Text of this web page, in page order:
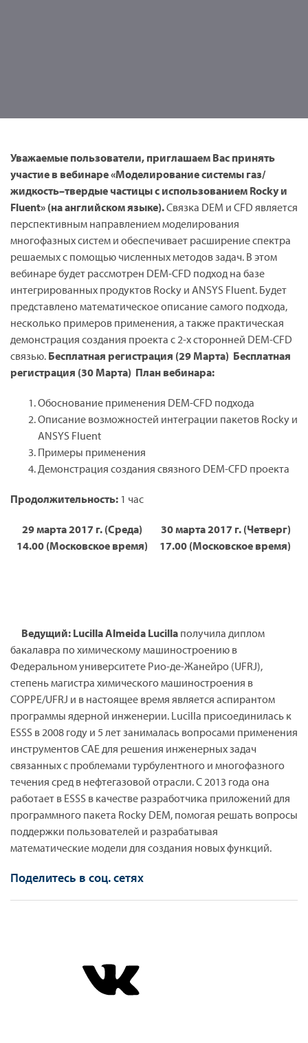
Уважаемые пользователи, приглашаем Вас принять
участие в вебинаре «Моделирование системы газ/
жидкость–твердые частицы с использованием Rocky и
Fluent» (на английском языке).Связка DEM и CFD является
перспективным направлением моделирования
многофазных систем и обеспечивает расширение спектра
решаемых с помощью численных методов задач. В этом
вебинаре будет рассмотрен DEM-CFD подход на базе
интегрированных продуктов Rocky и ANSYS Fluent. Будет
представлено математическое описание самого подхода,
несколько примеров применения, а также практическая
демонстрация создания проекта с 2-х сторонней DEM-CFD
связью. Бесплатная регистрация (29 Марта) Бесплатная
регистрация (30 Марта) План вебинара:
Обоснование применения DEM-CFD подхода
Описание возможностей интеграции пакетов Rocky и
ANSYS Fluent
Примеры применения
Демонстрация создания связного DEM-CFD проекта
Продолжительность: 1 час
29 марта 2017 г. (Среда)
14.00 (Московское время)
30 марта 2017 г. (Четверг)
17.00 (Московское время)
Ведущий: LucillaAlmeida Lucilla получила диплом
бакалавра по химическому машиностроению в
Федеральном университете Рио-де-Жанейро (UFRJ),
степень магистра химического машиностроения в
COPPE/UFRJ и в настоящее время является аспирантом
программы ядерной инженерии. Lucilla присоединилась к
ESSS в 2008 году и 5 лет занималась вопросами применения
инструментов CAE для решения инженерных задач
связанных с проблемами турбулентного и многофазного
течения сред в нефтегазовой отрасли. С 2013 года она
работает в ESSS в качестве разработчика приложений для
программного пакета Rocky DEM, помогая решать вопросы
поддержки пользователей и разрабатывая
математические модели для создания новых функций.
Поделитесь в соц. сетях